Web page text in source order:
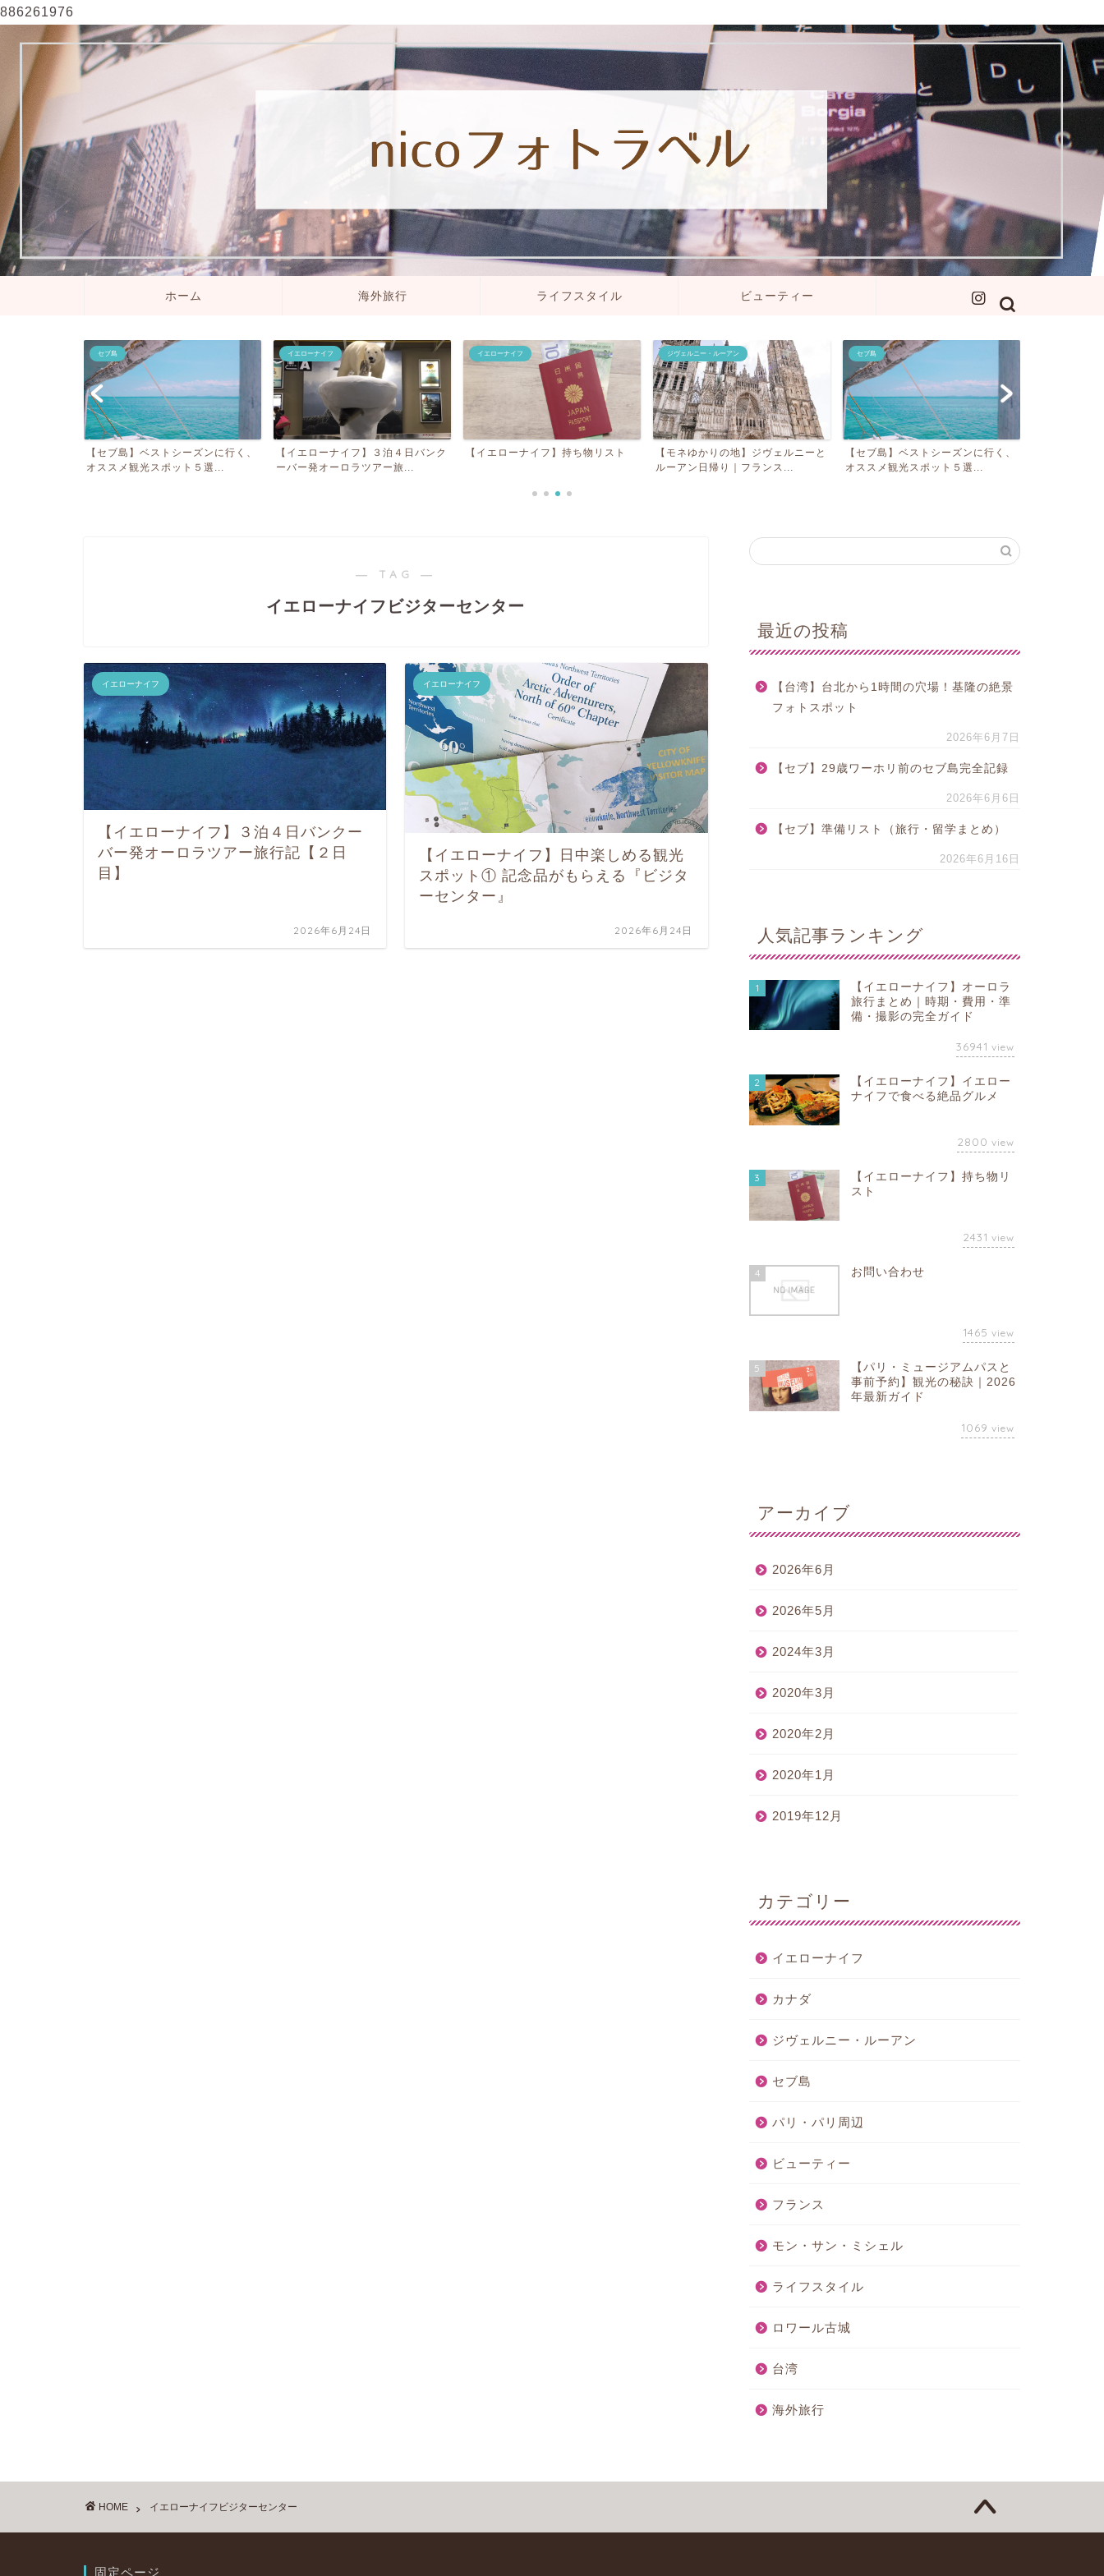
886261976
ホーム 海外旅行 ライフスタイル ビューティー
セブ島
【セブ島】ベストシーズンに行く、
オススメ観光スポット５選...
イエローナイフ
【イエローナイフ】３泊４日バンク
ーバー発オーロラツアー旅...
イエローナイフ
【イエローナイフ】持ち物リスト
ジヴェルニー・ルーアン
【モネゆかりの地】ジヴェルニーと
ルーアン日帰り｜フランス...
セブ島
【セブ島】ベストシーズンに行く、
オススメ観光スポット５選...
― TAG ―
イエローナイフビジターセンター
イエローナイフ
【イエローナイフ】３泊４日バンクー
バー発オーロラツアー旅行記【２日
目】
2026年6月24日
イエローナイフ
【イエローナイフ】日中楽しめる観光
スポット① 記念品がもらえる『ビジタ
ーセンター』
2026年6月24日
最近の投稿
【台湾】台北から1時間の穴場！基隆の絶景
フォトスポット
2026年6月7日
【セブ】29歳ワーホリ前のセブ島完全記録
2026年6月6日
【セブ】準備リスト（旅行・留学まとめ）
2026年6月16日
人気記事ランキング
1
【イエローナイフ】オーロラ
旅行まとめ｜時期・費用・準
備・撮影の完全ガイド
36941 view
2
【イエローナイフ】イエロー
ナイフで食べる絶品グルメ
2800 view
3
【イエローナイフ】持ち物リ
スト
2431 view
4 お問い合わせ
1465 view
5
【パリ・ミュージアムパスと
事前予約】観光の秘訣｜2026
年最新ガイド
1069 view
アーカイブ
2026年6月
2026年5月
2024年3月
2020年3月
2020年2月
2020年1月
2019年12月
カテゴリー
イエローナイフ
カナダ
ジヴェルニー・ルーアン
セブ島
パリ・パリ周辺
ビューティー
フランス
モン・サン・ミシェル
ライフスタイル
ロワール古城
台湾
海外旅行
HOME イエローナイフビジターセンター
固定ページ